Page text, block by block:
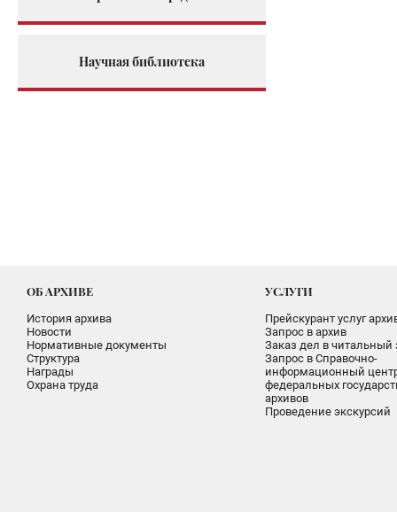
Научная библиотека
ОБ АРХИВЕ
История архива
Новости
Нормативные документы
Структура
Награды
Охрана труда
УСЛУГИ
Прейскурант услуг
Запрос в архив
Заказ дел в читальный
Запрос в Справочно-
информационный
федеральных
архивов
Проведение экскурсий